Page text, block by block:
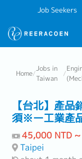
Job Seekers
Home/
Jobs in
Taiwan
/
【台北】產
須※ー工業產
45,000 NTD
Taipei